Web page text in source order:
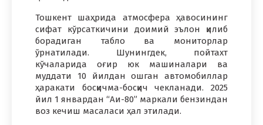
Тошкент шаҳрида атмосфера ҳавосининг
сифат кўрсаткичини доимий эълон қилиб
борадиган табло ва мониторлар
ўрнатилади. Шунингдек, пойтахт
кўчаларида оғир юк машиналари ва
муддати 10 йилдан ошган автомобиллар
ҳаракати босқичма-босқич чекланади. 2025
йил 1 январдан “Аи-80” маркали бензиндан
воз кечиш масаласи ҳал этилади.